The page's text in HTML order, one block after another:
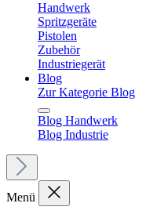
Handwerk
Spritzgeräte
Pistolen
Zubehör
Industriegerät
Blog
Zur Kategorie Blog
Blog Handwerk
Blog Industrie
Menü